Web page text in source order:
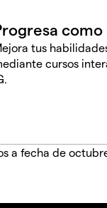
tus
cursos
a fecha de